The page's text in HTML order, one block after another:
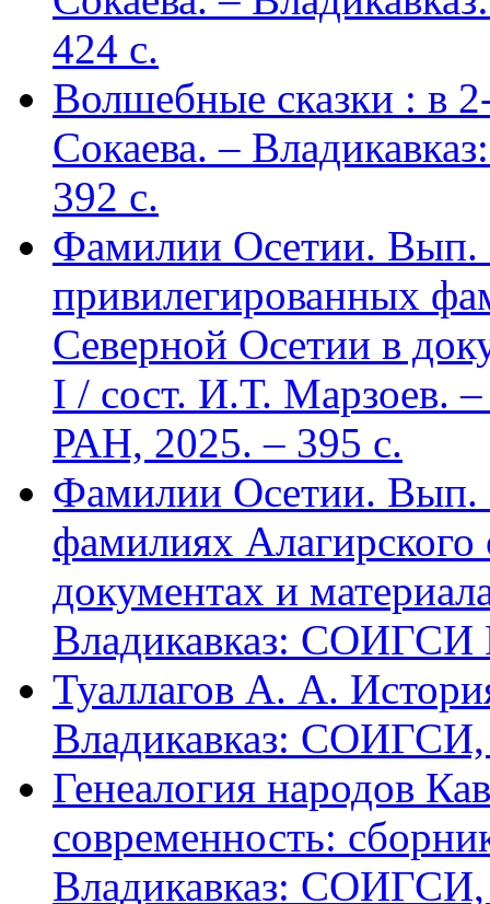
424 c.
Волшебные сказки : в
Сокаева. –
392 c.
Фамилии Осетии. Вып.
привилегированных
Северной Осетии в
I / сост. И.Т. Марзоев.
РАН, 2025. – 395 с.
Фамилии Осетии. Вып.
фамилиях
документах и
Владикавказ:
Туаллагов А. А.
Владикавказ: СОИГСИ,
Генеалогия народов
современность:
Владикавказ: СОИГСИ,